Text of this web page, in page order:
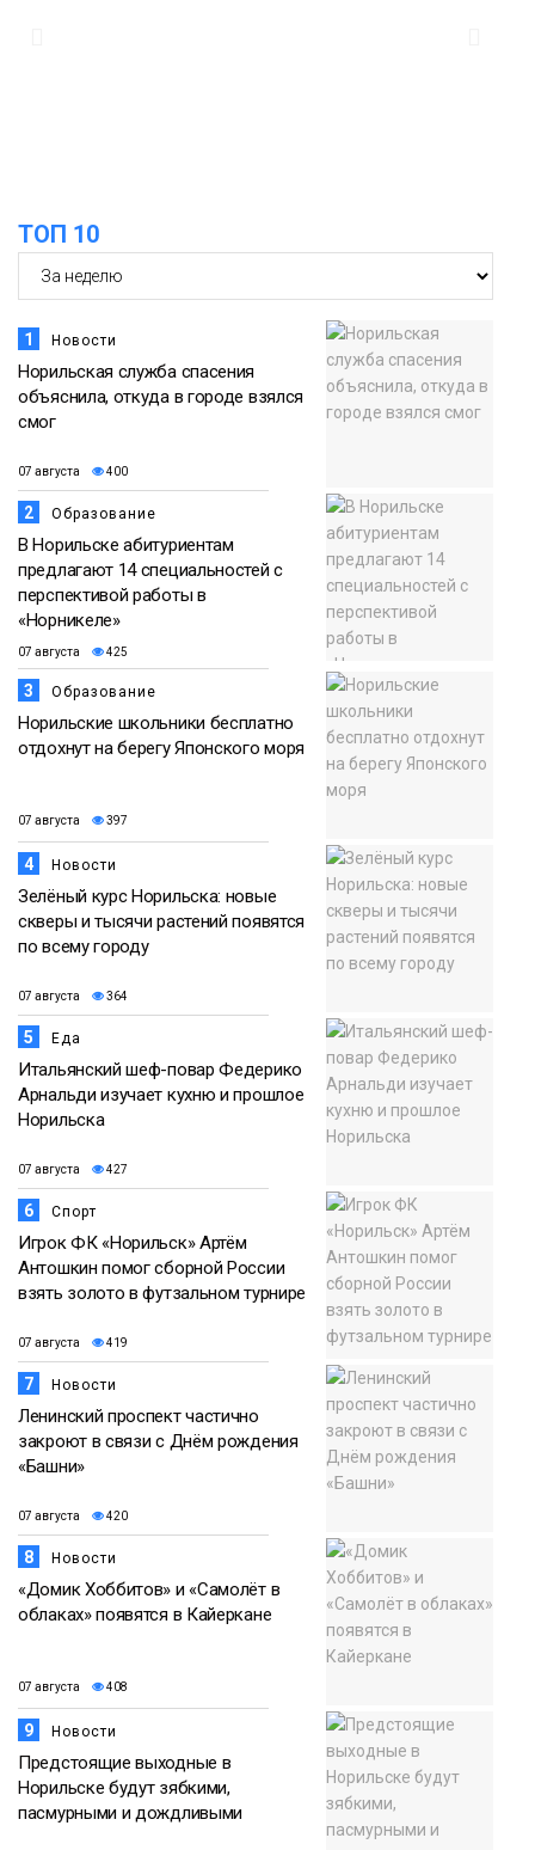
07 августа
Общество
ТОП 10
1 Новости
Норильская служба спасения
объяснила, откуда в городе взялся
смог
07 августа 400
2 Образование
В Норильске абитуриентам
предлагают 14 специальностей с
перспективой работы в
«Норникеле»
07 августа 425
3 Образование
Норильские школьники бесплатно
отдохнут на берегу Японского моря
07 августа 397
4 Новости
Зелёный курс Норильска: новые
скверы и тысячи растений появятся
по всему городу
07 августа 364
5 Еда
Итальянский шеф-повар Федерико
Арнальди изучает кухню и прошлое
Норильска
07 августа 427
6 Спорт
Игрок ФК «Норильск» Артём
Антошкин помог сборной России
взять золото в футзальном турнире
07 августа 419
7 Новости
Ленинский проспект частично
закроют в связи с Днём рождения
«Башни»
07 августа 420
8 Новости
«Домик Хоббитов» и «Самолёт в
облаках» появятся в Кайеркане
07 августа 408
9 Новости
Предстоящие выходные в
Норильске будут зябкими,
пасмурными и дождливыми